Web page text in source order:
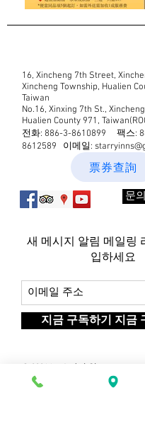
16, Xincheng 7th Street,
Xincheng Township, Hualien
Taiwan
No.16, Xinxing 7th St.,
Hualien County 971,
전화: 886-3-8610899 팩스:
8612589 이메일:
票券查詢
문
새 메시지 알림 메일링
입하세요
지금 구독하기 지금